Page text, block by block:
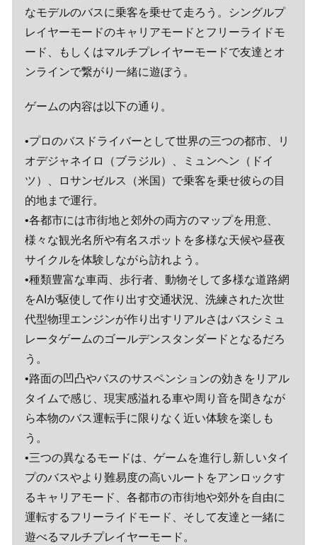
なモデルのバスに乗客を乗せて走ろう。シングルプ
レイヤーモードのキャリアモードとフリーライドモ
ード、もしくはマルチプレイヤーモードで友達とオ
ンラインで繋がり一緒に遊ぼう。
ゲームの内容は以下の通り。
•プロのバスドライバーとして世界の三つの都市、リ
オデジャネイロ（ブラジル）、ミュンヘン（ドイ
ツ）、ロサンゼルス（米国）で乗客を乗せ彼らの目
的地まで運行。
•各都市には市街地と郊外の両方のマップを用意、
様々な観光名所や有名スポットを多様な天候や昼夜
サイクルを体験しながら訪れよう。
•種類豊富な車両、歩行者、動物そして多様な道路網
をAIが駆使して作り出す交通状況、洗練された次世
代型物理エンジンが作り出すリアルさはバスシミュ
レータゲームのゴールデンスタンダードとなるだろ
う。
•路面の凹凸やバスのサスペンションの効きをリアル
タイムで感じ、現実感溢れる車や周り音を聞きなが
ら本物のバス運転手に限りなく近い体験を楽しも
う。
•三つの異なるモードは、ゲームを進行し新しいタイ
プのバスやより難易度の高いルートをアンロックす
るキャリアモード、各都市の市街地や郊外を自由に
運転するフリーライドモード、そして友達と一緒に
遊べるマルチプレイヤーモード。